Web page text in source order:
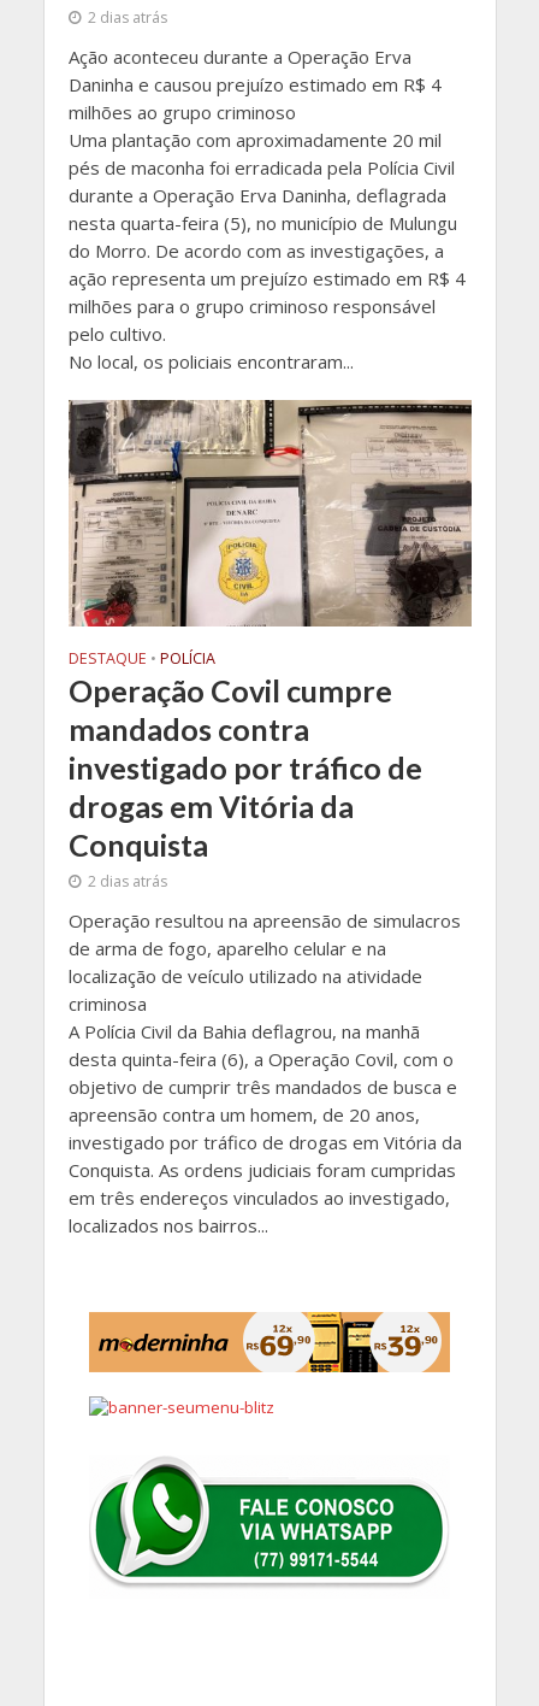
2 dias atrás
Ação aconteceu durante a Operação Erva
Daninha e causou prejuízo estimado em R$ 4
milhões ao grupo criminoso
Uma plantação com aproximadamente 20 mil
pés de maconha foi erradicada pela Polícia Civil
durante a Operação Erva Daninha, deflagrada
nesta quarta-feira (5), no município de Mulungu
do Morro. De acordo com as investigações, a
ação representa um prejuízo estimado em R$ 4
milhões para o grupo criminoso responsável
pelo cultivo.
No local, os policiais encontraram...
DESTAQUE • POLÍCIA
Operação Covil cumpre
mandados contra
investigado por tráfico de
drogas em Vitória da
Conquista
2 dias atrás
Operação resultou na apreensão de simulacros
de arma de fogo, aparelho celular e na
localização de veículo utilizado na atividade
criminosa
A Polícia Civil da Bahia deflagrou, na manhã
desta quinta-feira (6), a Operação Covil, com o
objetivo de cumprir três mandados de busca e
apreensão contra um homem, de 20 anos,
investigado por tráfico de drogas em Vitória da
Conquista. As ordens judiciais foram cumpridas
em três endereços vinculados ao investigado,
localizados nos bairros...